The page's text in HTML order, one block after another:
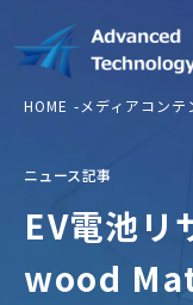
HOME メディアコンテ
ニュース記事
EV電池リ
wood